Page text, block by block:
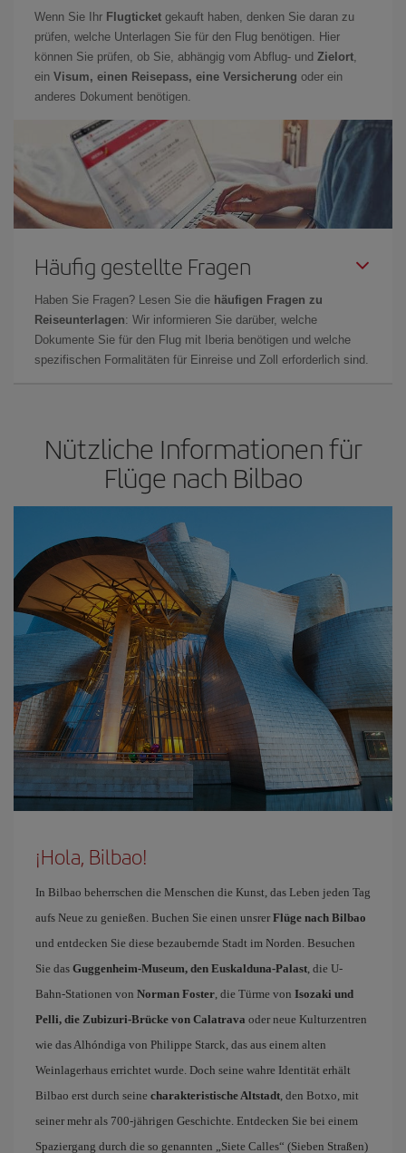
Wenn Sie Ihr Flugticket gekauft haben, denken Sie daran zu
prüfen, welche Unterlagen Sie für den Flug benötigen. Hier
können Sie prüfen, ob Sie, abhängig vom Abflug- und Zielort,
ein Visum, einen Reisepass, eine Versicherung oder ein
anderes Dokument benötigen.
Häufig gestellte Fragen
Haben Sie Fragen? Lesen Sie die häufigen Fragen zu
Reiseunterlagen: Wir informieren Sie darüber, welche
Dokumente Sie für den Flug mit Iberia benötigen und welche
spezifischen Formalitäten für Einreise und Zoll erforderlich sind.
Nützliche Informationen für
Flüge nach Bilbao
¡Hola, Bilbao!
In Bilbao beherrschen die Menschen die Kunst, das Leben jeden Tag
aufs Neue zu genießen. Buchen Sie einen unsrer Flüge nach Bilbao
und entdecken Sie diese bezaubernde Stadt im Norden. Besuchen
Sie das Guggenheim-Museum, den Euskalduna-Palast, die U-
Bahn-Stationen von Norman Foster, die Türme von Isozaki und
Pelli, die Zubizuri-Brücke von Calatrava oder neue Kulturzentren
wie das Alhóndiga von Philippe Starck, das aus einem alten
Weinlagerhaus errichtet wurde. Doch seine wahre Identität erhält
Bilbao erst durch seine charakteristische Altstadt, den Botxo, mit
seiner mehr als 700-jährigen Geschichte. Entdecken Sie bei einem
Spaziergang durch die so genannten „Siete Calles“ (Sieben Straßen)